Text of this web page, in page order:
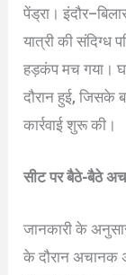
पेंड्रा।
यात्री की संदिग्ध
हड़कंप मच गया।
दौरान हुई, जिसके
कार्रवाई शुरू की।
सीट पर बैठे-बैठे
जानकारी के
के दौरान अचानक